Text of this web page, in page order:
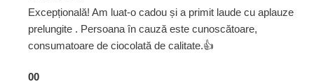
Excepțională! Am luat-o cadou și a primit laude cu aplauze
prelungite . Persoana în cauză este cunoscătoare,
consumatoare de ciocolată de calitate.👍
00